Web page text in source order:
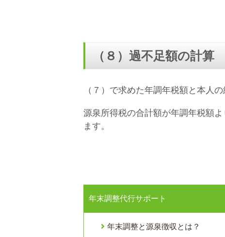
（８）過不足額の計算
（７）で求めた年調年税額と本人
源泉所得税の合計額が年調年税額
ます。
年末調整代行サポート
年末調整と源泉徴収とは？